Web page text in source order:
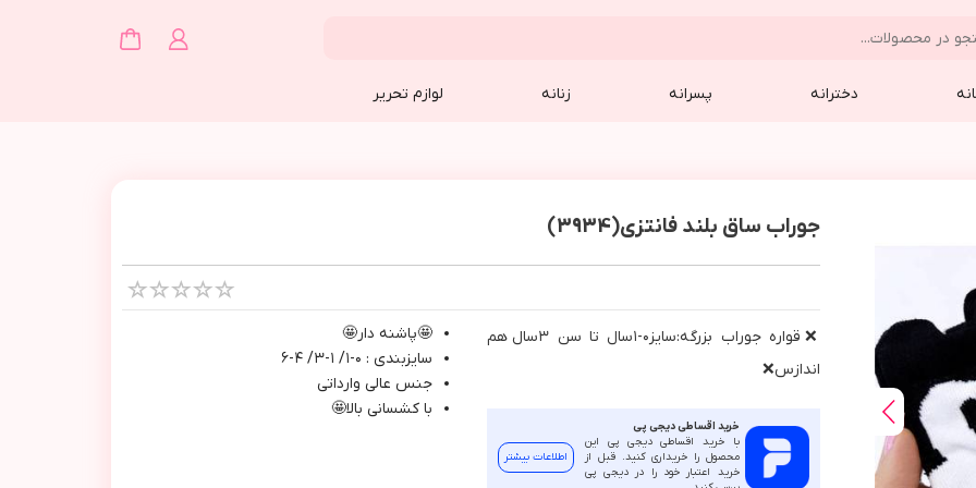
دخترانه پسرانه زنانه لوازم تحریر
جوراب ساق بلند فانتزی(3934)
❌قواره جوراب بزرگه:سايز٠-١سال تا سن ٣سال هم
اندازس❌
خرید اقساطی دیجی پی
با خرید اقساطی دیجی پی این
محصول را خریداری کنید. قبل از
خرید اعتبار خود را در دیجی پی
اطلاعات بیشتر
🤩پاشنه دار🤩
سايزبندي : ٠-١/ ١-٣/ ٤-٦
جنس عالي وارداتي
با كشساني بالا🤩